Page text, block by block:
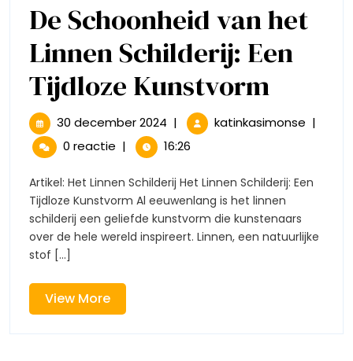
De Schoonheid van het
Linnen Schilderij: Een
Tijdloze KunstvormDe
het
Linnen
30 december 2024 30
december
| katinkasimonse De
Linnen
Tijdloze
|
0 reactie | 16:26
Artikel: Het Linnen Schilderij Het Linnen Schilderij: Een
Tijdloze Kunstvorm Al eeuwenlang is het linnen
schilderij een geliefde kunstvorm die kunstenaars
over de hele wereld inspireert. Linnen, een natuurlijke
stof [...]
View MoreView
More